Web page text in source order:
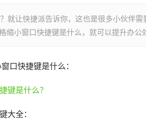
就让快捷派告诉你，这也是很多小伙伴
缩小窗口快捷键是什么，就可以提升办公
口快捷键是什么：
大全：